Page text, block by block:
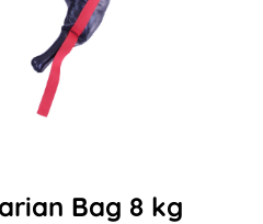
Bag 8 kg